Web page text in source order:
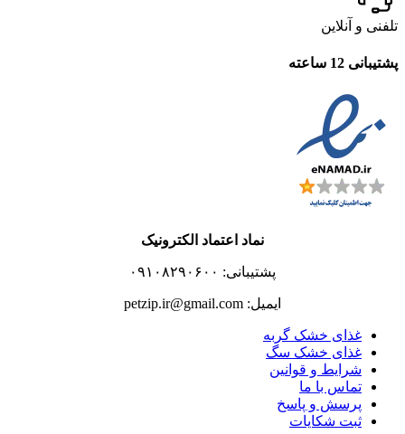
تلفنی و آنلاین
پشتیبانی 12 ساعته
نماد اعتماد الکترونیک
پشتیبانی: ۰۹۱۰۸۲۹۰۶۰۰
ایمیل: petzip.ir@gmail.com
غذای خشک گربه
غذای خشک سگ
شرایط و قوانین
تماس با ما
پرسش و پاسخ
ثبت شکایات